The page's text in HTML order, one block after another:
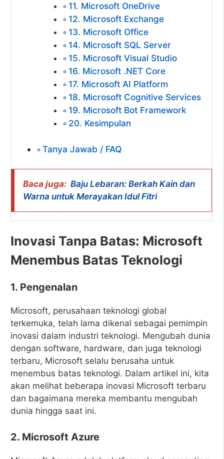
11. Microsoft OneDrive
12. Microsoft Exchange
13. Microsoft Office
14. Microsoft SQL Server
15. Microsoft Visual Studio
16. Microsoft .NET Core
17. Microsoft AI Platform
18. Microsoft Cognitive Services
19. Microsoft Bot Framework
20. Kesimpulan
Tanya Jawab / FAQ
Baca juga: Baju Lebaran: Berkah Kain dan
Warna untuk Merayakan Idul Fitri
Inovasi Tanpa Batas: Microsoft
Menembus Batas Teknologi
1. Pengenalan
Microsoft, perusahaan teknologi global
terkemuka, telah lama dikenal sebagai pemimpin
inovasi dalam industri teknologi. Mengubah dunia
dengan software, hardware, dan juga teknologi
terbaru, Microsoft selalu berusaha untuk
menembus batas teknologi. Dalam artikel ini, kita
akan melihat beberapa inovasi Microsoft terbaru
dan bagaimana mereka membantu mengubah
dunia hingga saat ini.
2. Microsoft Azure